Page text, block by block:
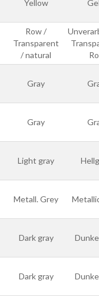
Yellow
Row /
Transparent
/ natural
Gray
Gray
Light gray
Metall. Grey
Dark gray
Dark gray